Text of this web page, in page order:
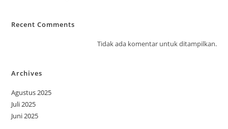
Recent Comments
Tidak ada komentar untuk ditampilkan.
Archives
Agustus 2025
Juli 2025
Juni 2025